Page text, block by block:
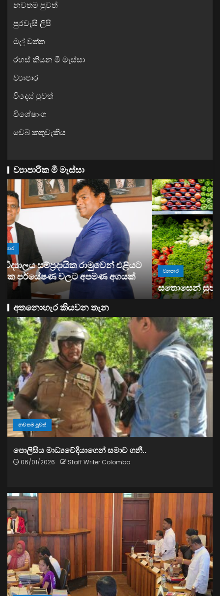
නවතම පුවත්
පුරවැසි ලිපි
මල් වත්ත
රහස් කියන මී මැස්සා
ව්‍යාපාර
විදෙස් පුවත්
විශේෂාංග
වෙබ් කතුවැකිය
ව්‍යාපාරික මී මැස්සා
ව්‍යාපාර
සතොසෙන් සුපර් වැඩක් ..
අතනොහැර කියවන තැන
නවතම පුවත්
පොලිසිය මාධ්‍යවේදියාගෙන් සමාව ගනී..
06/01/2026 Staff Writer Colombo